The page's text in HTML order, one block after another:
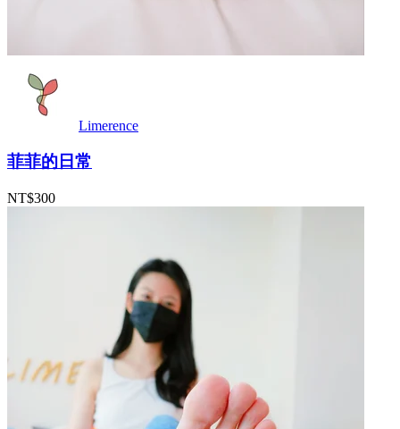
Limerence
菲菲的日常
NT$300